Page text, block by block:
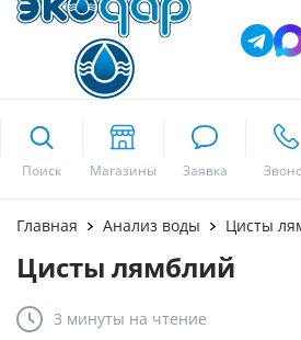
Поиск
Москва
Главная Анализ воды Цисты
Цисты лямблий
3 минуты на чтение